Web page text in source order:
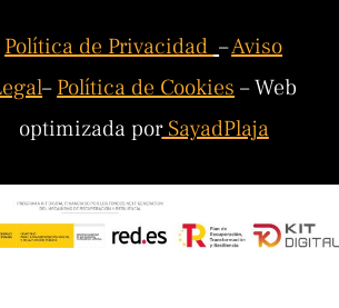
Política de Privacidad–Aviso
–Política de Cookies– Web
optimizada porSayadPlaja